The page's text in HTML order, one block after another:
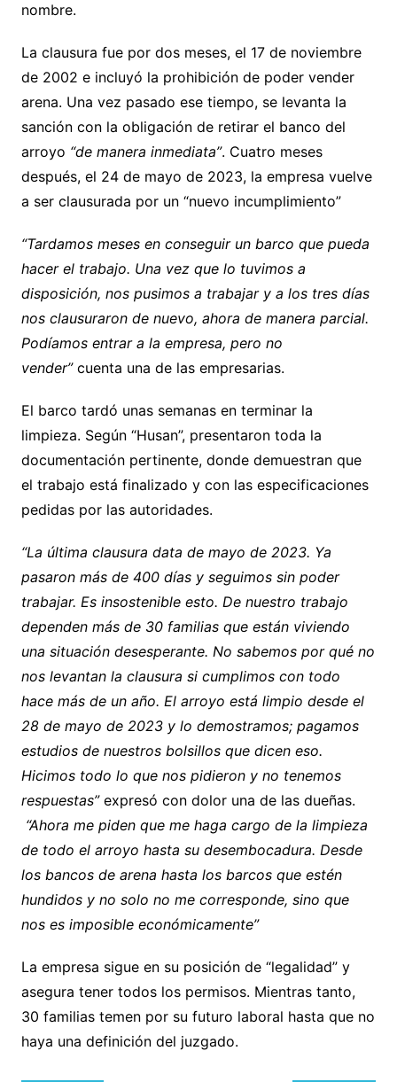
nombre.
La clausura fue por dos meses, el 17 de noviembre
de 2002 e incluyó la prohibición de poder vender
arena. Una vez pasado ese tiempo, se levanta la
sanción con la obligación de retirar el banco del
arroyo “de manera inmediata”. Cuatro meses
después, el 24 de mayo de 2023, la empresa vuelve
a ser clausurada por un “nuevo incumplimiento”
“Tardamos meses en conseguir un barco que pueda
hacer el trabajo. Una vez que lo tuvimos a
disposición, nos pusimos a trabajar y a los tres días
nos clausuraron de nuevo, ahora de manera parcial.
Podíamos entrar a la empresa, pero no
vender”cuenta una de las empresarias.
El barco tardó unas semanas en terminar la
limpieza. Según “Husan”, presentaron toda la
documentación pertinente, donde demuestran que
el trabajo está finalizado y con las especificaciones
pedidas por las autoridades.
“La última clausura data de mayo de 2023. Ya
pasaron más de 400 días y seguimos sin poder
trabajar. Es insostenible esto. De nuestro trabajo
dependen más de 30 familias que están viviendo
una situación desesperante. No sabemos por qué no
nos levantan la clausura si cumplimos con todo
hace más de un año. El arroyo está limpio desde el
28 de mayo de 2023 y lo demostramos; pagamos
estudios de nuestros bolsillos que dicen eso.
Hicimos todo lo que nos pidieron y no tenemos
respuestas” expresó con dolor una de las dueñas.
“Ahora me piden que me haga cargo de la limpieza
de todo el arroyo hasta su desembocadura. Desde
los bancos de arena hasta los barcos que estén
hundidos y no solo no me corresponde, sino que
nos es imposible económicamente”
La empresa sigue en su posición de “legalidad” y
asegura tener todos los permisos. Mientras tanto,
30 familias temen por su futuro laboral hasta que no
haya una definición del juzgado.